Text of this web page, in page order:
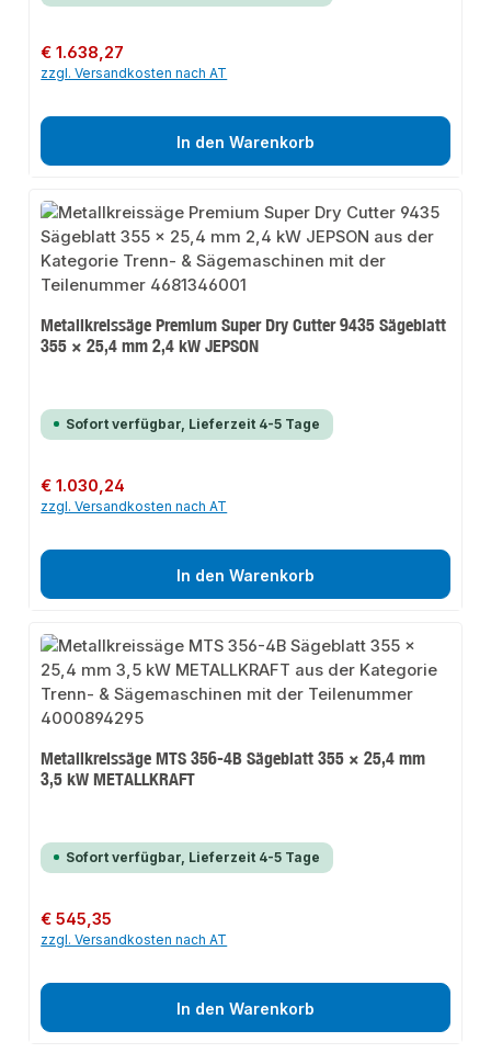
Regulärer Preis:
€ 1.638,27
zzgl. Versandkosten nach AT
In den Warenkorb
Metallkreissäge Premium Super Dry Cutter 9435 Sägeblatt
355 × 25,4 mm 2,4 kW JEPSON
Sofort verfügbar, Lieferzeit 4-5 Tage
Regulärer Preis:
€ 1.030,24
zzgl. Versandkosten nach AT
In den Warenkorb
Metallkreissäge MTS 356-4B Sägeblatt 355 × 25,4 mm
3,5 kW METALLKRAFT
Sofort verfügbar, Lieferzeit 4-5 Tage
Regulärer Preis:
€ 545,35
zzgl. Versandkosten nach AT
In den Warenkorb